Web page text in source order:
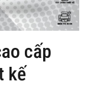
cấp
kế